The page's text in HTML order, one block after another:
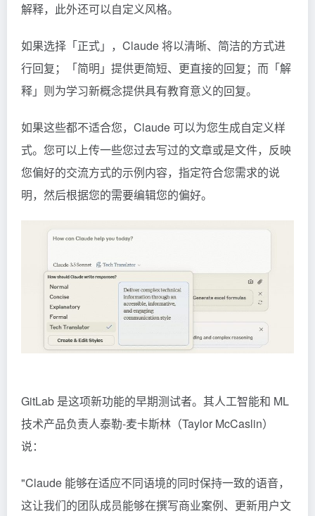
解释，此外还可以自定义风格。
如果选择「正式」，Claude 将以清晰、简洁的方式进
行回复；「简明」提供更简短、更直接的回复；而「解
释」则为学习新概念提供具有教育意义的回复。
如果这些都不适合您，Claude 可以为您生成自定义样
式。您可以上传一些您过去写过的文章或是文件，反映
您偏好的交流方式的示例内容，指定符合您需求的说
明，然后根据您的需要编辑您的偏好。
GitLab 是这项新功能的早期测试者。其人工智能和 ML
技术产品负责人泰勒-麦卡斯林（Taylor McCaslin）
说：
"Claude 能够在适应不同语境的同时保持一致的语音，
这让我们的团队成员能够在撰写商业案例、更新用户文